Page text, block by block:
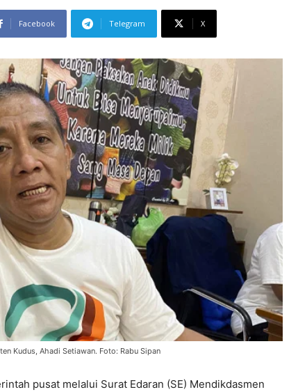
Facebook Telegram X
Kudus, Ahadi Setiawan. Foto: Rabu Sipan
pusat melalui Surat Edaran (SE) Mendikdasmen